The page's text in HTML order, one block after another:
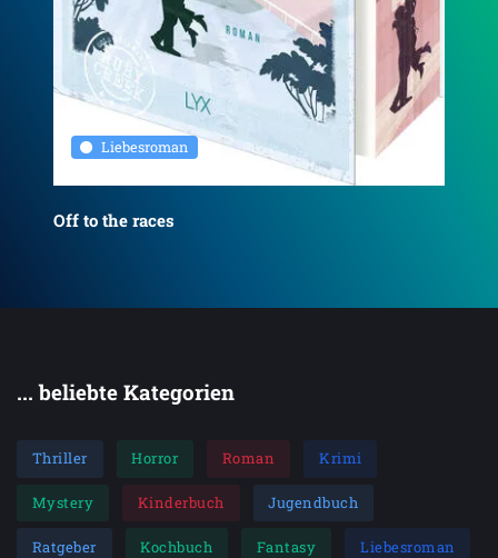
Liebesroman
Off to the races
... beliebte Kategorien
Thriller Horror Roman Krimi
Mystery Kinderbuch Jugendbuch
Ratgeber Kochbuch Fantasy Liebesroman